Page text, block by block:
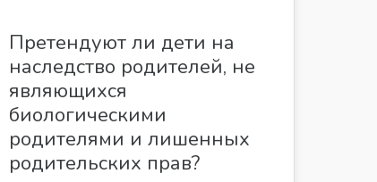
Претендуют ли дети на
наследство родителей, не
являющихся
биологическими
родителями и лишенных
родительских прав?